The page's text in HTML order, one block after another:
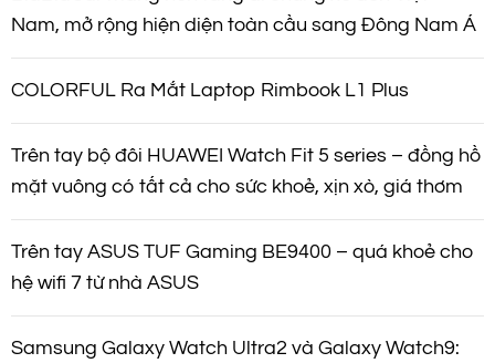
Nam, mở rộng hiện diện toàn cầu sang Đông Nam Á
COLORFUL Ra Mắt Laptop Rimbook L1 Plus
Trên tay bộ đôi HUAWEI Watch Fit 5 series – đồng hồ
mặt vuông có tất cả cho sức khoẻ, xịn xò, giá thơm
Trên tay ASUS TUF Gaming BE9400 – quá khoẻ cho
hệ wifi 7 từ nhà ASUS
Samsung Galaxy Watch Ultra2 và Galaxy Watch9: